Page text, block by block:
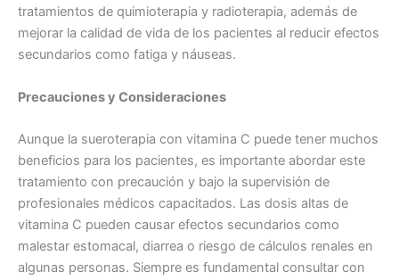
tratamientos de quimioterapia y radioterapia, además de
mejorar la calidad de vida de los pacientes al reducir efectos
secundarios como fatiga y náuseas.
Precauciones y Consideraciones
Aunque la sueroterapia con vitamina C puede tener muchos
beneficios para los pacientes, es importante abordar este
tratamiento con precaución y bajo la supervisión de
profesionales médicos capacitados. Las dosis altas de
vitamina C pueden causar efectos secundarios como
malestar estomacal, diarrea o riesgo de cálculos renales en
algunas personas. Siempre es fundamental consultar con